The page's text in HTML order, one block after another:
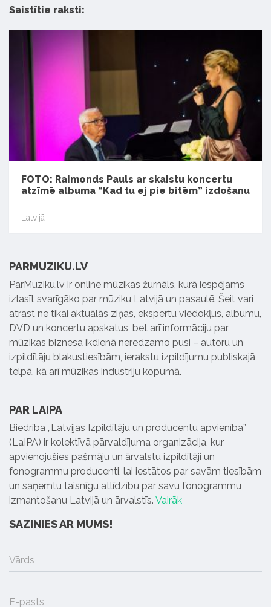
Saistītie raksti:
FOTO: Raimonds Pauls ar skaistu koncertu
atzīmē albuma “Kad tu ej pie bitēm” izdošanu
Latvijā
PARMUZIKU.LV
ParMuziku.lv ir online mūzikas žurnāls, kurā iespējams
izlasīt svarīgāko par mūziku Latvijā un pasaulē. Šeit vari
atrast ne tikai aktuālās ziņas, ekspertu viedokļus, albumu,
DVD un koncertu apskatus, bet arī informāciju par
mūzikas biznesa ikdienā neredzamo pusi – autoru un
izpildītāju blakustiesībām, ierakstu izpildījumu publiskajā
telpā, kā arī mūzikas industriju kopumā.
PAR LAIPA
Biedrība „Latvijas Izpildītāju un producentu apvienība”
(LaIPA) ir kolektīvā pārvaldījuma organizācija, kur
apvienojušies pašmāju un ārvalstu izpildītāji un
fonogrammu producenti, lai iestātos par savām tiesībām
un saņemtu taisnīgu atlīdzību par savu fonogrammu
izmantošanu Latvijā un ārvalstīs. Vairāk
SAZINIES AR MUMS!
Vārds
E-pasts